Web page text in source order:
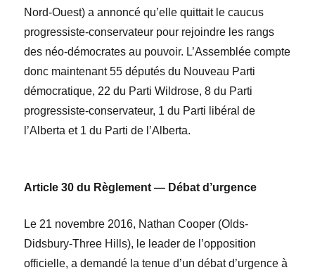
Nord-Ouest) a annoncé qu’elle quittait le caucus
progressiste-conservateur pour rejoindre les rangs
des néo-démocrates au pouvoir. L’Assemblée compte
donc maintenant 55 députés du Nouveau Parti
démocratique, 22 du Parti Wildrose, 8 du Parti
progressiste-conservateur, 1 du Parti libéral de
l’Alberta et 1 du Parti de l’Alberta.
Article 30 du Règlement — Débat d’urgence
Le 21 novembre 2016, Nathan Cooper (Olds-
Didsbury-Three Hills), le leader de l’opposition
officielle, a demandé la tenue d’un débat d’urgenceà